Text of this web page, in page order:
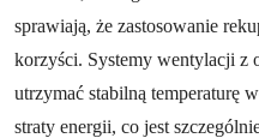
sprawiają, że zastosowanie
korzyści. Systemy wentylacji z
utrzymać stabilną temperaturę
straty energii, co jest